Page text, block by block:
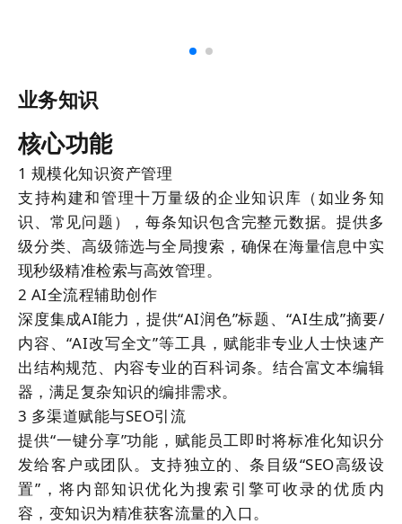
业务知识
核心功能
1 规模化知识资产管理
支持构建和管理十万量级的企业知识库（如业务知
识、常见问题），每条知识包含完整元数据。提供多
级分类、高级筛选与全局搜索，确保在海量信息中实
现秒级精准检索与高效管理。
2 AI全流程辅助创作
深度集成AI能力，提供“AI润色”标题、“AI生成”摘要/
内容、“AI改写全文”等工具，赋能非专业人士快速产
出结构规范、内容专业的百科词条。结合富文本编辑
器，满足复杂知识的编排需求。
3 多渠道赋能与SEO引流
提供“一键分享”功能，赋能员工即时将标准化知识分
发给客户或团队。支持独立的、条目级“SEO高级设
置”，将内部知识优化为搜索引擎可收录的优质内
容，变知识为精准获客流量的入口。